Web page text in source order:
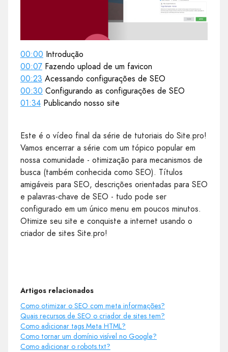
00:00 Introdução
00:07 Fazendo upload de um favicon
00:23 Acessando configurações de SEO
00:30 Configurando as configurações de SEO
01:34 Publicando nosso site
Este é o vídeo final da série de tutoriais do Site.pro!
Vamos encerrar a série com um tópico popular em
nossa comunidade - otimização para mecanismos de
busca (também conhecida como SEO). Títulos
amigáveis para SEO, descrições orientadas para SEO
e palavras-chave de SEO - tudo pode ser
configurado em um único menu em poucos minutos.
Otimize seu site e conquiste a internet usando o
criador de sites Site.pro!
Artigos relacionados
Como otimizar o SEO com meta informações?
Quais recursos de SEO o criador de sites tem?
Como adicionar tags Meta HTML?
Como tornar um domínio visível no Google?
Como adicionar o robots.txt?